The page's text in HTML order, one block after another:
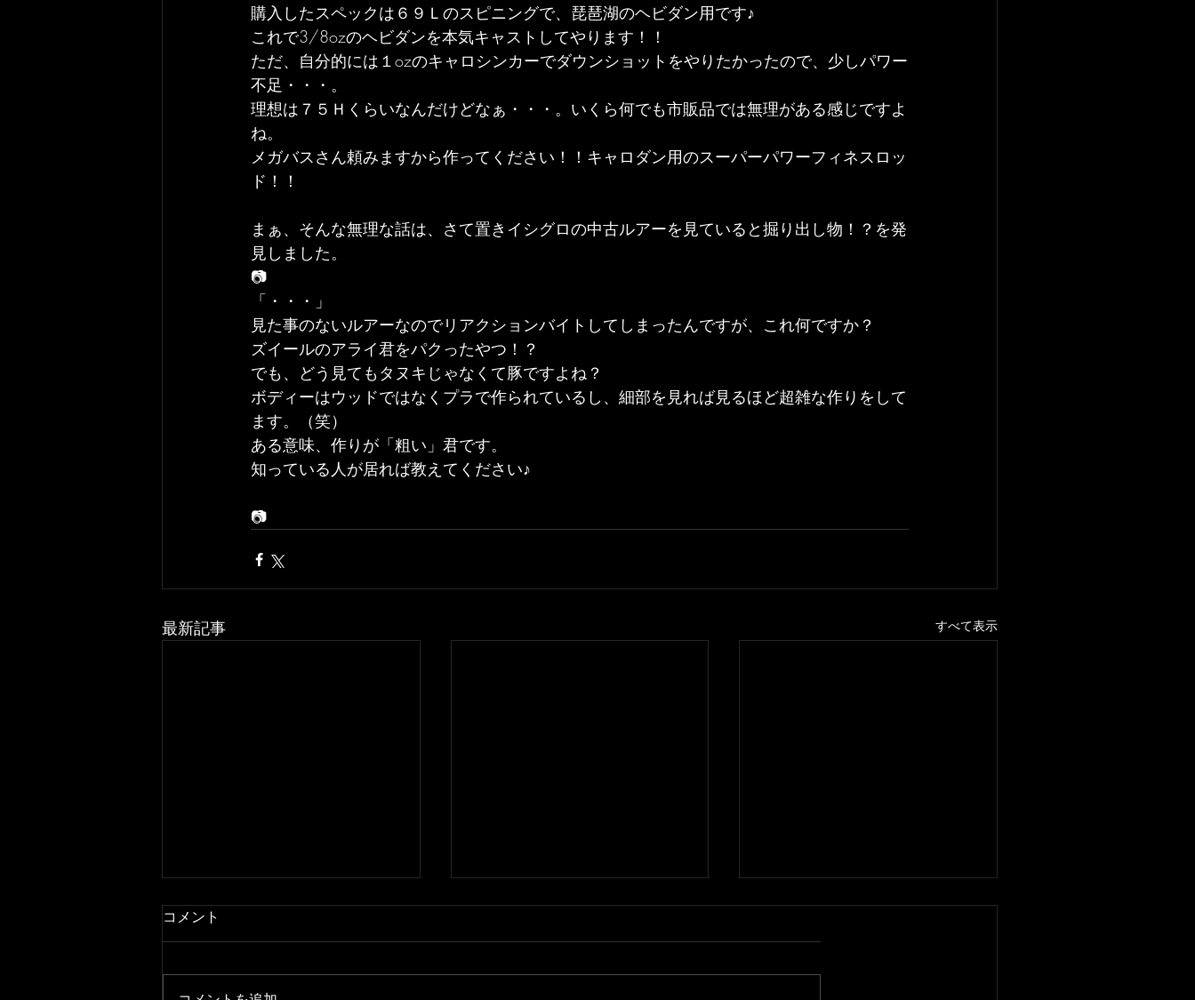
購入したスペックは６９Ｌのスピニングで、琵琶湖のヘビダン用です♪
これで3/8ozのヘビダンを本気キャストしてやります！！
ただ、自分的には１ozのキャロシンカーでダウンショットをやりたかったので、少しパワー
不足・・・。
理想は７５Ｈくらいなんだけどなぁ・・・。いくら何でも市販品では無理がある感じですよ
ね。
メガバスさん頼みますから作ってください！！キャロダン用のスーパーパワーフィネスロッ
ド！！
まぁ、そんな無理な話は、さて置きイシグロの中古ルアーを見ていると掘り出し物！？を発
見しました。
📷
「・・・」
見た事のないルアーなのでリアクションバイトしてしまったんですが、これ何ですか？
ズイールのアライ君をパクったやつ！？
でも、どう見てもタヌキじゃなくて豚ですよね？
ボディーはウッドではなくプラで作られているし、細部を見れば見るほど超雑な作りをして
ます。（笑）
ある意味、作りが「粗い」君です。
知っている人が居れば教えてください♪
📷
最新記事 すべて表示
コメント